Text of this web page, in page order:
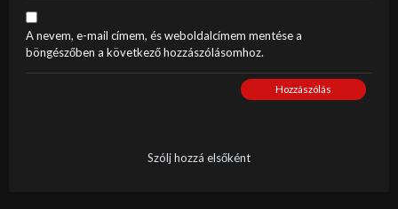
A nevem, e-mail címem, és weboldalcímem mentése a
böngészőben a következő hozzászólásomhoz.
Hozzászólás
Szólj hozzá elsőként